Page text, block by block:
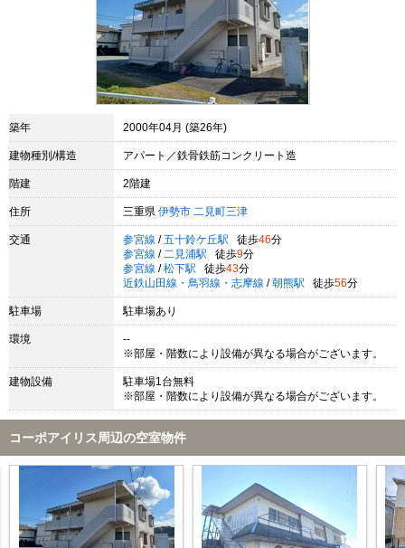
築年 2000年04月 (築26年)
建物種別/構造 アパート／鉄骨鉄筋コンクリート造
階建 2階建
住所 三重県 伊勢市 二見町三津
交通 参宮線 / 五十鈴ケ丘駅 徒歩46分
参宮線 / 二見浦駅 徒歩9分
参宮線 / 松下駅 徒歩43分
近鉄山田線・鳥羽線・志摩線 / 朝熊駅 徒歩56分
駐車場 駐車場あり
環境
--
※部屋・階数により設備が異なる場合がございます。
建物設備
駐車場1台無料
※部屋・階数により設備が異なる場合がございます。
コーポアイリス周辺の空室物件